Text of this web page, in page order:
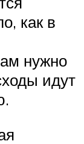
как в
нужно
идут